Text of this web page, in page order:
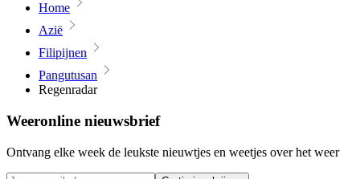
Home
Azië
Filipijnen
Pangutusan
Regenradar
Weeronline nieuwsbrief
Ontvang elke week de leukste nieuwtjes en weetjes over het weer